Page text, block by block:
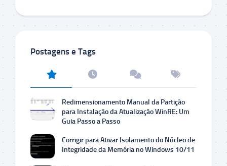
Postagens e Tags
Redimensionamento Manual da Partição
para Instalação da Atualização WinRE: Um
Guia Passo a Passo
Corrigir para Ativar Isolamento do Núcleo de
Integridade da Memória no Windows 10/11